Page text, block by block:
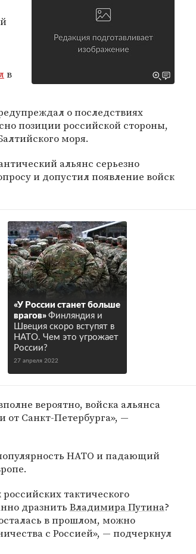
в
о последствиях
позиции российской стороны,
моря.
альянс серьезно
и допустил появление войск
«У России станет больше
врагов» Финляндия и
Швеция скоро вступят в
НАТО. Чем это угрожает
России?
27 апреля 2022
вероятно, войска альянса
от Санкт-Петербурга», —
НАТО и падающий
тактического
дразнить Владимира Путина?
в прошлом, можно
с Россией», — подчеркнул